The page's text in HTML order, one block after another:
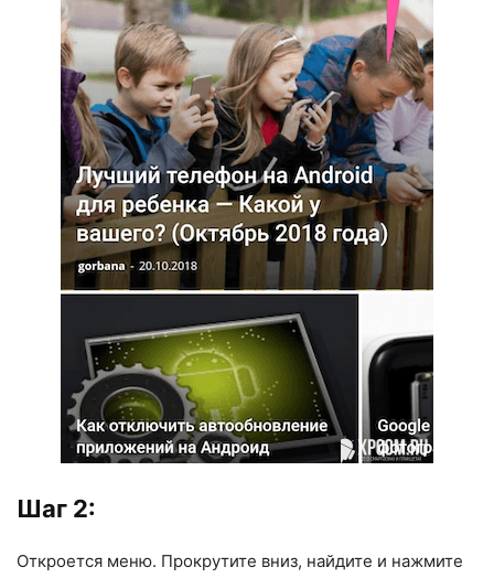
Шаг 2:
Откроется меню. Прокрутите вниз, найдите и нажмите